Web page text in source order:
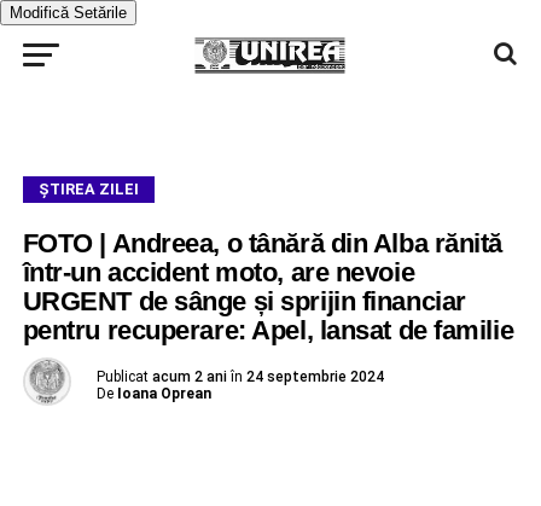
Modifică Setările
ŞTIREA ZILEI
FOTO | Andreea, o tânără din Alba rănită
într-un accident moto, are nevoie
URGENT de sânge și sprijin financiar
pentru recuperare: Apel, lansat de familie
Publicat acum 2 ani în 24 septembrie 2024
De Ioana Oprean